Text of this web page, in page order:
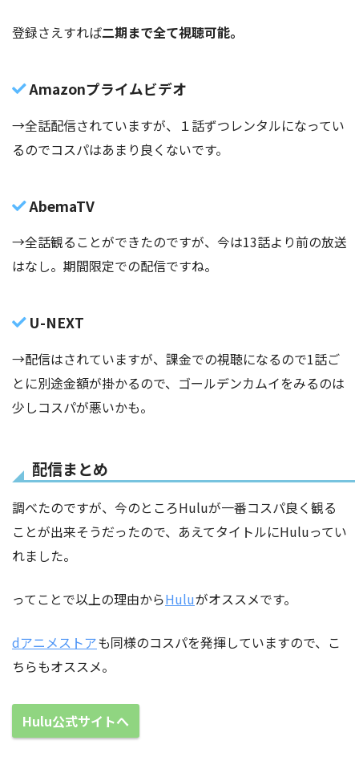
登録さえすれば二期まで全て視聴可能。
Amazonプライムビデオ
→全話配信されていますが、１話ずつレンタルになってい
るのでコスパはあまり良くないです。
AbemaTV
→全話観ることができたのですが、今は13話より前の放送
はなし。期間限定での配信ですね。
U-NEXT
→配信はされていますが、課金での視聴になるので1話ご
とに別途金額が掛かるので、ゴールデンカムイをみるのは
少しコスパが悪いかも。
配信まとめ
調べたのですが、今のところHuluが一番コスパ良く観る
ことが出来そうだったので、あえてタイトルにHuluってい
れました。
ってことで以上の理由からHuluがオススメです。
dアニメストアも同様のコスパを発揮していますので、こ
ちらもオススメ。
Hulu公式サイトへ